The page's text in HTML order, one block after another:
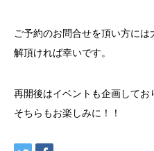
ご予約のお問合せを頂い方に
解頂ければ幸いです。
再開後はイベントも企画してお
そちらもお楽しみに！！